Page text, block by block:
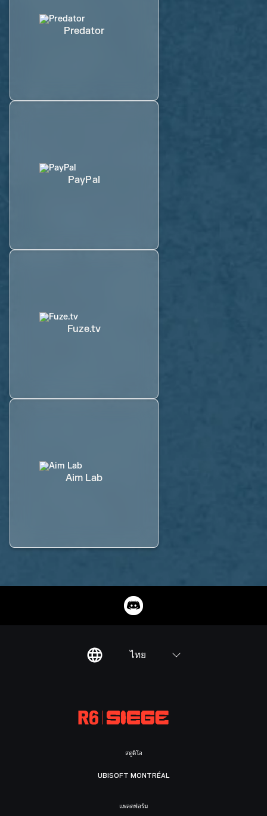
Predator
PayPal
Fuze.tv
Aim Lab
ไทย
สตูดิโอ
UBISOFT MONTRÉAL
แพลตฟอร์ม